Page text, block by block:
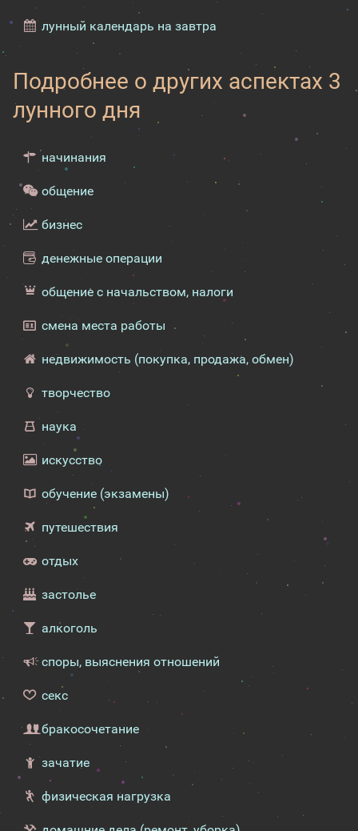
лунный календарь на завтра
Подробнее о других аспектах 3
лунного дня
начинания
общение
бизнес
денежные операции
общение с начальством, налоги
смена места работы
недвижимость (покупка, продажа, обмен)
творчество
наука
искусство
обучение (экзамены)
путешествия
отдых
застолье
алкоголь
споры, выяснения отношений
секс
бракосочетание
зачатие
физическая нагрузка